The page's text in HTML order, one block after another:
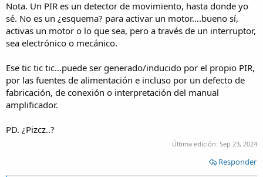
Nota. Un PIR es un detector de movimiento, hasta donde yo
sé. No es un ¿esquema? para activar un motor....bueno sí,
activas un motor o lo que sea, pero a través de un interruptor,
sea electrónico o mecánico.
Ese tic tic tic...puede ser generado/inducido por el propio PIR,
por las fuentes de alimentación e incluso por un defecto de
fabricación, de conexión o interpretación del manual
amplificador.
PD. ¿Pizcz..?
Última edición: Sep 23, 2024
Responder